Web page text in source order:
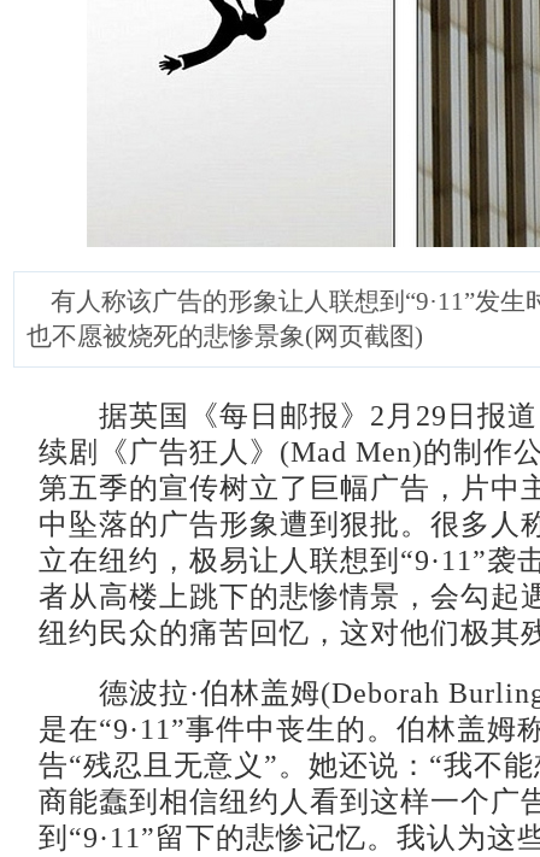
有人称该广告的形象让人联想到“9·11”发生
也不愿被烧死的悲惨景象(网页截图)
据英国《每日邮报》2月29日报道
续剧《广告狂人》(Mad Men)的制作
第五季的宣传树立了巨幅广告，片中
中坠落的广告形象遭到狠批。很多人
立在纽约，极易让人联想到“9·11”袭
者从高楼上跳下的悲惨情景，会勾起
纽约民众的痛苦回忆，这对他们极其
德波拉·伯林盖姆(Deborah
是在“9·11”事件中丧生的。伯林盖姆
告“残忍且无意义”。她还说：“我不
商能蠢到相信纽约人看到这样一个广
到“9·11”留下的悲惨记忆。我认为这